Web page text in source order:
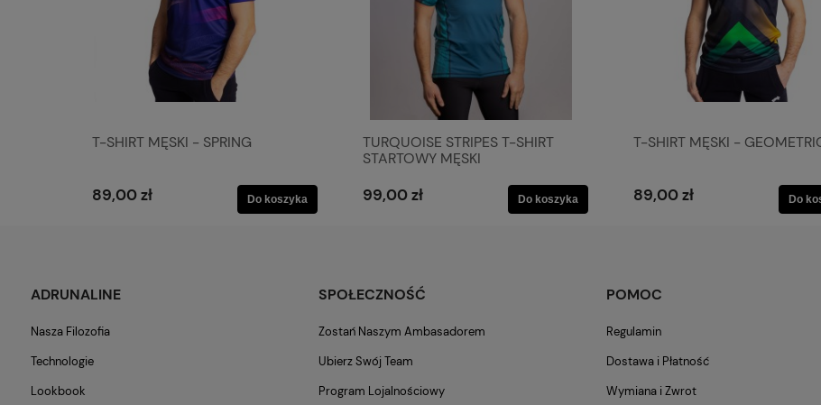
T-SHIRT MĘSKI - SPRING
89,00 zł Do koszyka
TURQUOISE STRIPES T-SHIRT
STARTOWY MĘSKI
99,00 zł Do koszyka
T-SHIRT MĘSKI -
89,00 zł Do
ADRUNALINE
Nasza Filozofia
Technologie
Lookbook
SPOŁECZNOŚĆ
Zostań Naszym Ambasadorem
Ubierz Swój Team
Program Lojalnościowy
POMOC
Regulamin
Dostawa i Płatność
Wymiana i Zwrot